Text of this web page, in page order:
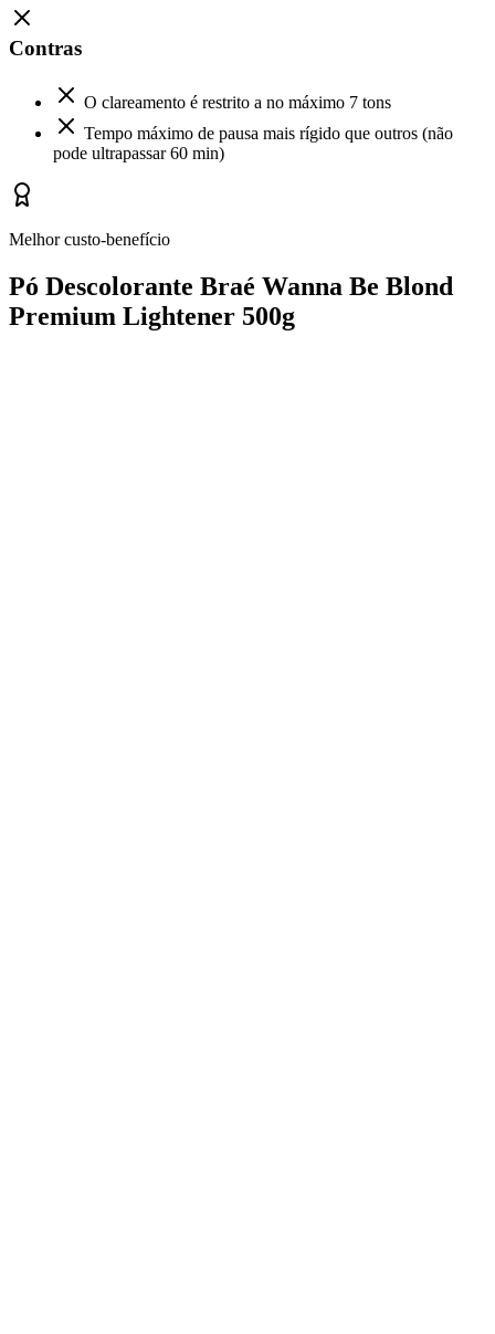
Contras
O clareamento é restrito a no máximo 7 tons
Tempo máximo de pausa mais rígido que outros (não
pode ultrapassar 60 min)
Melhor custo-benefício
Pó Descolorante Braé Wanna Be Blond
Premium Lightener 500g